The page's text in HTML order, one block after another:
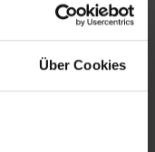
Über Cookies